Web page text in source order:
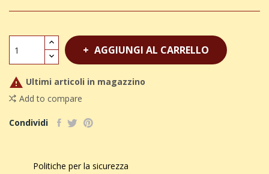
AGGIUNGI AL CARRELLO
 Ultimi articoli in magazzino
Add to compare
Condividi
Politiche per la sicurezza